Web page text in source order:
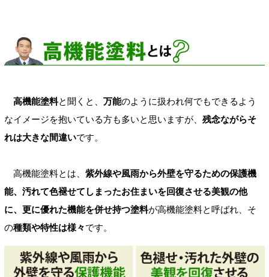
高機能塗料と聞くと、 万能のように扱われ何でもできるよう
なイメージを抱いている方も多いと思いますが、 残念ながらそ
れは大きな間違いです。
高機能塗料とは、 紫外線や風雨から外壁を守るための保護機
能、汚れて色褪せてしまったお住まいを回復させる美観の他
に、更に優れた機能を併せ持つ塗料が高機能塗料と呼ばれ、そ
の種類や特性は様々です。